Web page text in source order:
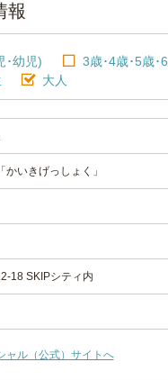
報
･幼児)
3歳･4歳･5歳･
大人
いきげっしょく」
18 SKIPシティ内
ャル（公式）サイトへ